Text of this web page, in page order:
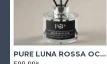
PURE LUNA ROSSA OCEAN ORTAM KOKUSU